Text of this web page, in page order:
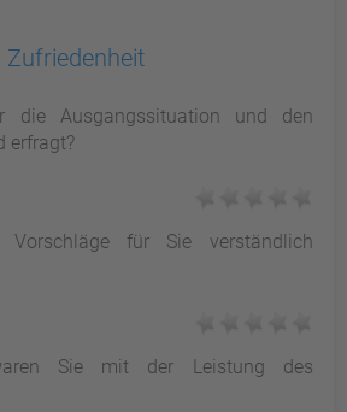
Zufriedenheit
die Ausgangssituation und den
erfragt?
für Sie verständlich
Sie mit der Leistung des